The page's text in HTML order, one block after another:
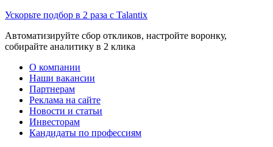
Ускорьте подбор в 2 раза с Talantix
Автоматизируйте сбор откликов, настройте воронку,
собирайте аналитику в 2 клика
О компании
Наши вакансии
Партнерам
Реклама на сайте
Новости и статьи
Инвесторам
Кандидаты по профессиям